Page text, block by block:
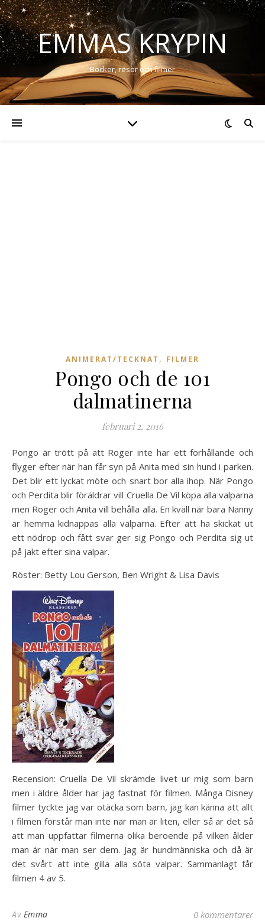
EMMAS KRYPIN
Böcker, resor och filmer
ANIMERAT/TECKNAT , FILMER
Pongo och de 101
dalmatinerna
februari 2, 2016
Pongo är trött på att Roger inte har ett förhållande och
flyger efter när han får syn på Anita med sin hund i parken.
Det blir ett lyckat möte och snart bor alla ihop. När Pongo
och Perdita blir föräldrar vill Cruella De Vil köpa alla valparna
men Roger och Anita vill behålla alla. En kväll när bara Nanny
är hemma kidnappas alla valparna. Efter att ha skickat ut
ett nödrop och fått svar ger sig Pongo och Perdita sig ut
på jakt efter sina valpar.
Röster: Betty Lou Gerson, Ben Wright & Lisa Davis
Recension: Cruella De Vil skrämde livet ur mig som barn
men i äldre ålder har jag fastnat för filmen. Många Disney
filmer tyckte jag var otäcka som barn, jag kan känna att allt
i filmen förstår man inte när man är liten, eller så är det så
att man uppfattar filmerna olika beroende på vilken ålder
man är när man ser dem. Jag är hundmänniska och då är
det svårt att inte gilla alla söta valpar. Sammanlagt får
filmen 4 av 5.
Av Emma 0 kommentarer